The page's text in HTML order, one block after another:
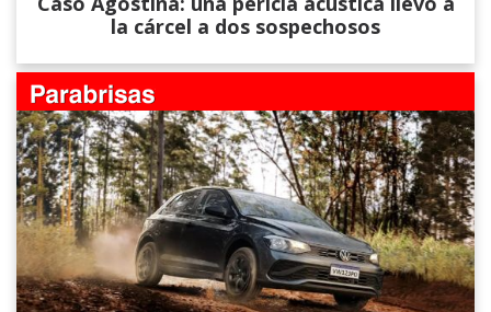
la cárcel a dos sospechosos